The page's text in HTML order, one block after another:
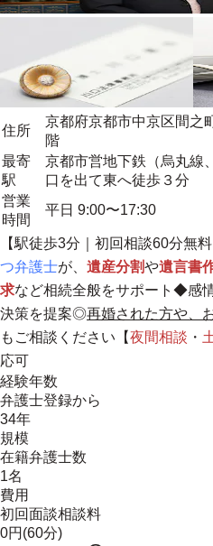
住所
京都府京都市中京区間之
階
最寄
駅
京都市営地下鉄（烏丸線
口を出て東へ徒歩３分
営業
時間
平日 9:00〜17:30
【駅徒歩3分｜初回相談60分無料
つ弁護士が、 遺産分割や遺言書
求など相続全般をサポート◆感
決策を提案◎再婚された方や、
もご相談ください【夜間相談 ・
応可
経験年数
弁護士登録から
34年
規模
在籍弁護士数
1名
費用
初回面談相談料
0円(60分)